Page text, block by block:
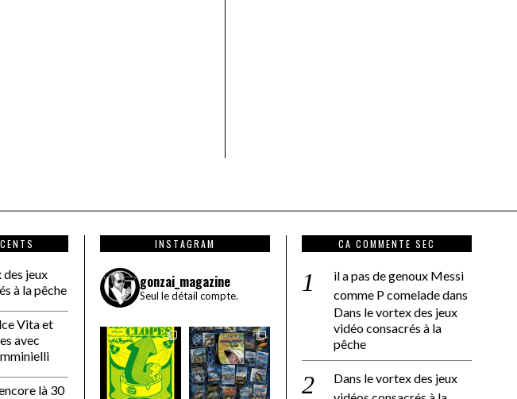
des jeux
à la pêche
Vita et
avec
là 30
INSTAGRAM
gonzai_magazine
Seul le détail compte.
CA COMMENTE SEC
il a pas de genoux Messi
comme P comeladedans
Dans le vortex des jeux
vidéo consacrés à la
pêche
Dans le vortex des jeux